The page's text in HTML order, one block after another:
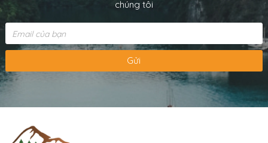
chúng tôi
Gửi